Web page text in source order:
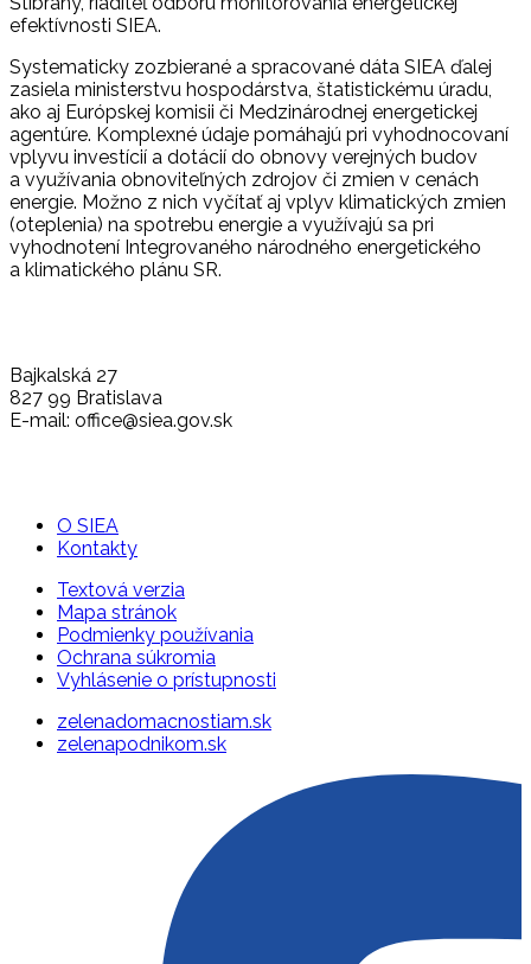
efektívnosti SIEA.
Systematicky zozbierané a spracované dáta SIEA ďalej
zasiela ministerstvu hospodárstva, štatistickému úradu,
ako aj Európskej komisii či Medzinárodnej energetickej
agentúre. Komplexné údaje pomáhajú pri vyhodnocovaní
vplyvu investícií a dotácií do obnovy verejných budov
a využívania obnoviteľných zdrojov či zmien v cenách
energie. Možno z nich vyčítať aj vplyv klimatických zmien
(oteplenia) na spotrebu energie a využívajú sa pri
vyhodnotení Integrovaného národného energetického
a klimatického plánu SR.
Bajkalská 27
827 99 Bratislava
E-mail: office@siea.gov.sk
O SIEA
Kontakty
Textová verzia
Mapa stránok
Podmienky používania
Ochrana súkromia
Vyhlásenie o prístupnosti
zelenadomacnostiam.sk
zelenapodnikom.sk